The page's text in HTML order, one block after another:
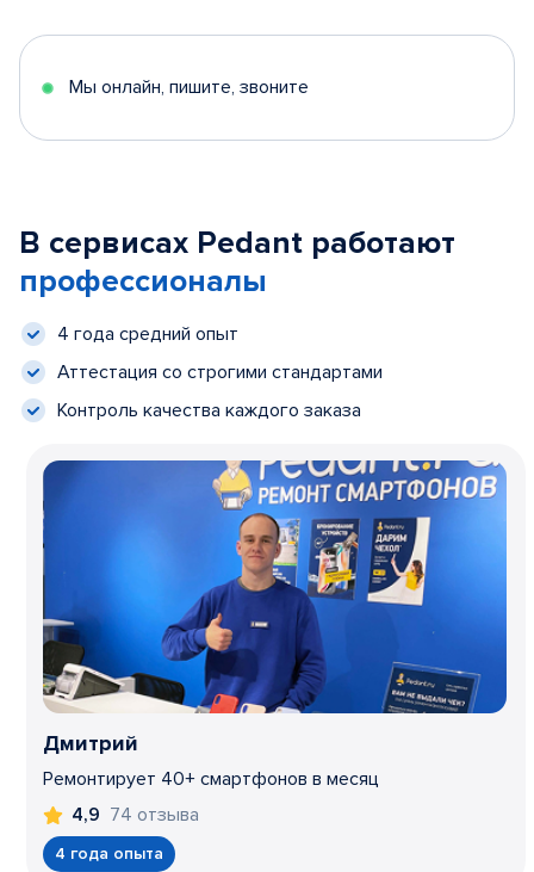
Мы онлайн, пишите, звоните
В сервисах Pedant работают
профессионалы
4 года средний опыт
Аттестация со строгими стандартами
Контроль качества каждого заказа
Дмитрий
Ремонтирует 40+ смартфонов в месяц
4,9 74 отзыва
4 года опыта